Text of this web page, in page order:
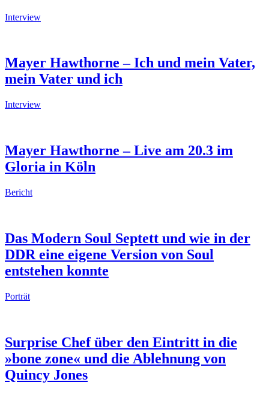
Interview
Mayer Hawthorne – Ich und mein Vater,
mein Vater und ich
Interview
Mayer Hawthorne – Live am 20.3 im
Gloria in Köln
Bericht
Das Modern Soul Septett und wie in der
DDR eine eigene Version von Soul
entstehen konnte
Porträt
Surprise Chef über den Eintritt in die
»bone zone« und die Ablehnung von
Quincy Jones